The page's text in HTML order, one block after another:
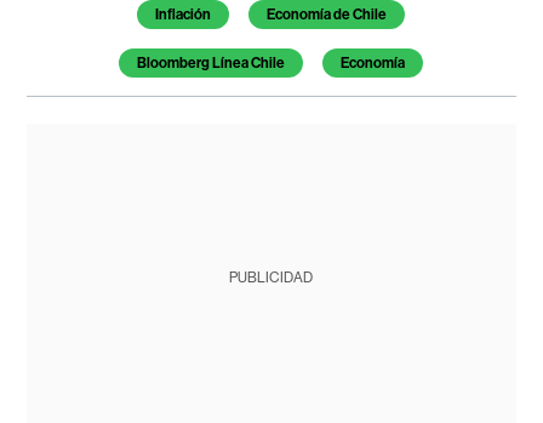
Inflación Economía de Chile
Bloomberg Línea Chile Economía
PUBLICIDAD